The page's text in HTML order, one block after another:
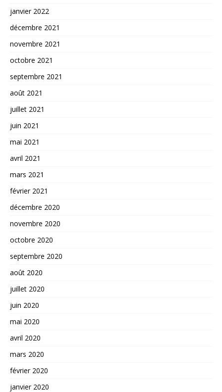
janvier 2022
décembre 2021
novembre 2021
octobre 2021
septembre 2021
août 2021
juillet 2021
juin 2021
mai 2021
avril 2021
mars 2021
février 2021
décembre 2020
novembre 2020
octobre 2020
septembre 2020
août 2020
juillet 2020
juin 2020
mai 2020
avril 2020
mars 2020
février 2020
janvier 2020